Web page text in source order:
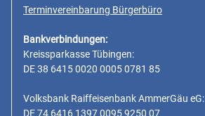
Terminvereinbarung Bürgerbüro
Bankverbindungen:
Kreissparkasse Tübingen:
DE 38 6415 0020 0005 0781 85
Volksbank Raiffeisenbank AmmerGäu eG:
DE 74 6416 1397 0095 9250 07